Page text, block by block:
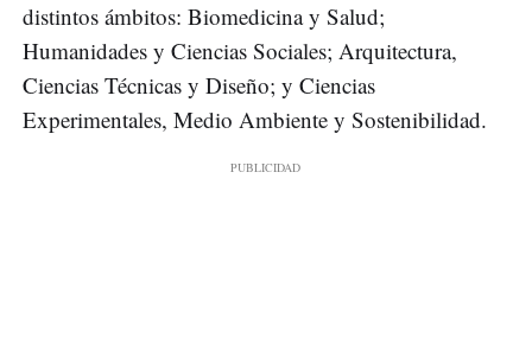
distintos ámbitos: Biomedicina y Salud;
Humanidades y Ciencias Sociales; Arquitectura,
Ciencias Técnicas y Diseño; y Ciencias
Experimentales, Medio Ambiente y Sostenibilidad.